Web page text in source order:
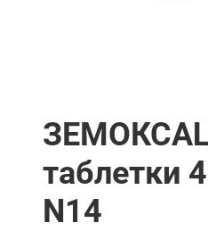
таблетки
N14